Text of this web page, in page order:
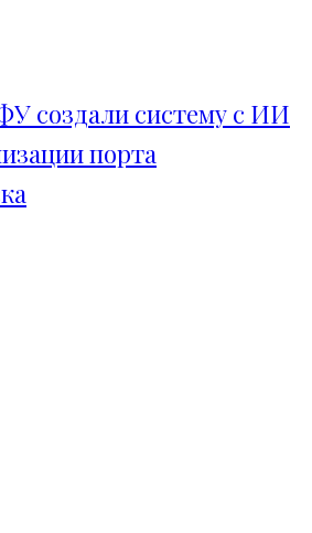
создали систему с ИИ
порта